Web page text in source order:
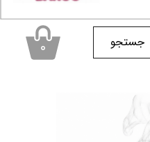
جستجو ۰